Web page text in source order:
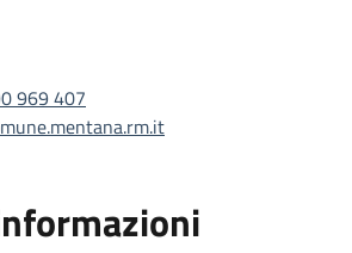
969 407